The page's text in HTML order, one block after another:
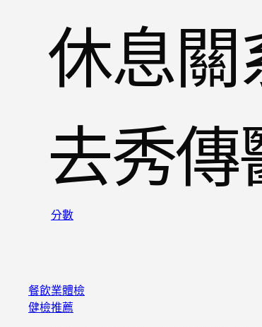
休息關
去秀傳
分數
餐飲業體檢
健檢推薦